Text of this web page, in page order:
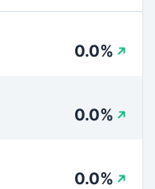
0.0%
0.0%
0.0%